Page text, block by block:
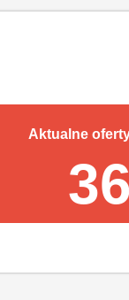
Aktualne
36